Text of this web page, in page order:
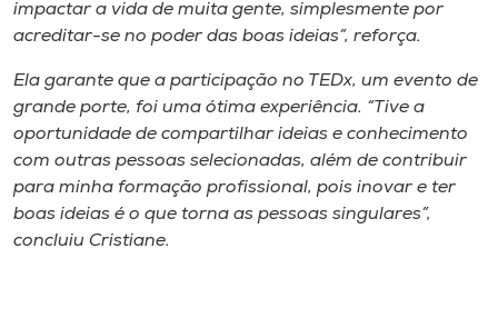
impactar a vida de muita gente, simplesmente por
acreditar-se no poder das boas ideias”, reforça.
Ela garante que a participação no TEDx, um evento de
grande porte, foi uma ótima experiência. “Tive a
oportunidade de compartilhar ideias e conhecimento
com outras pessoas selecionadas, além de contribuir
para minha formação profissional, pois inovar e ter
boas ideias é o que torna as pessoas singulares”,
concluiu Cristiane.